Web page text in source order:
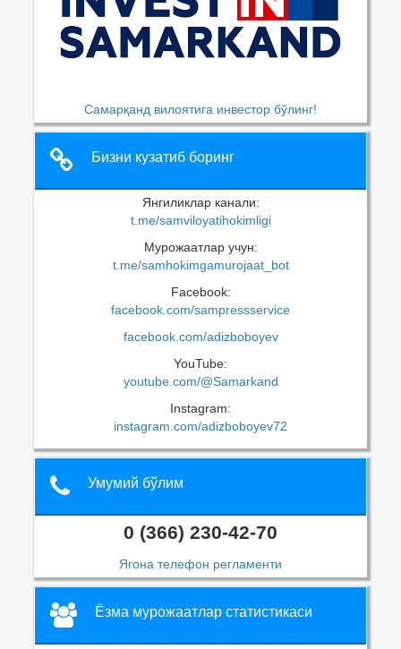
Самарқанд вилоятига инвестор бўлинг!
Бизни кузатиб боринг
Янгиликлар канали:
t.me/samviloyatihokimligi
Мурожаатлар учун:
t.me/samhokimgamurojaat_bot
Facebook:
facebook.com/sampressservice
facebook.com/adizboboyev
YouTube:
youtube.com/@Samarkand
Instagram:
instagram.com/adizboboyev72
Умумий бўлим
0 (366) 230-42-70
Ягона телефон регламенти
Ёзма мурожаатлар статистикаси